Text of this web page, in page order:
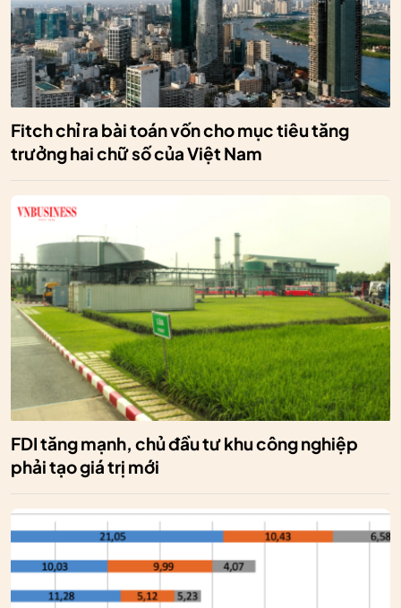
Fitch chỉ ra bài toán vốn cho mục tiêu tăng
trưởng hai chữ số của Việt Nam
FDI tăng mạnh, chủ đầu tư khu công nghiệp
phải tạo giá trị mới